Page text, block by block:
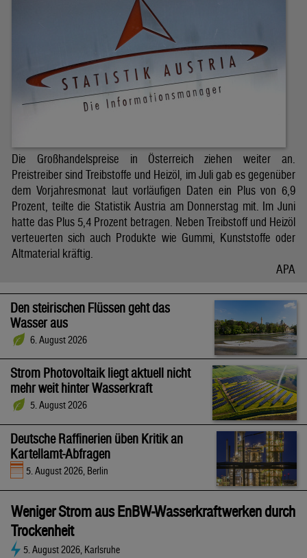
Die Großhandelspreise in Österreich ziehen weiter an.
Preistreiber sind Treibstoffe und Heizöl, im Juli gab es gegenüber
dem Vorjahresmonat laut vorläufigen Daten ein Plus von 6,9
Prozent, teilte die Statistik Austria am Donnerstag mit. Im Juni
hatte das Plus 5,4 Prozent betragen. Neben Treibstoff und Heizöl
verteuerten sich auch Produkte wie Gummi, Kunststoffe oder
Altmaterial kräftig.
APA
Den steirischen Flüssen geht das
Wasser aus
6. August 2026
Strom Photovoltaik liegt aktuell nicht
mehr weit hinter Wasserkraft
5. August 2026
Deutsche Raffinerien üben Kritik an
Kartellamt-Abfragen
5. August 2026, Berlin
Weniger Strom aus EnBW-Wasserkraftwerken durch
Trockenheit
5. August 2026, Karlsruhe